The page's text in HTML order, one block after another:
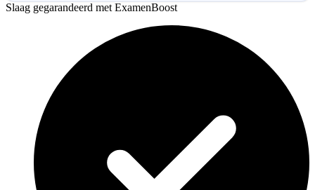
Help ons de video te verbeteren
De uitleg is onduidelijk
Informatie is onjuist
De docent is te langdradig
De uitleg gaat te langzaam
Afspelen werkte niet
Slaag gegarandeerd met ExamenBoost